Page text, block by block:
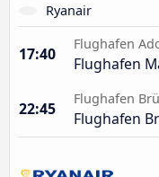
Ryanair
17:40
Flughafen
Flughafen
22:45
Flughafen
Flughafen